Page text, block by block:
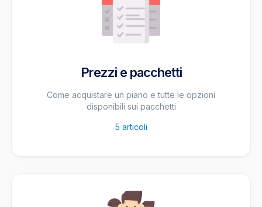
Prezzi e pacchetti
Come acquistare un piano e tutte le opzioni
disponibili sui pacchetti
5 articoli